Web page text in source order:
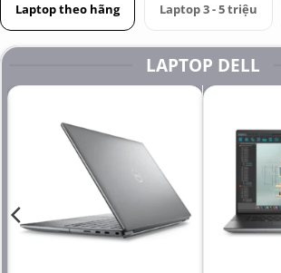
Laptop theo hãng Laptop 3 - 5 triệu
LAPTOP DELL